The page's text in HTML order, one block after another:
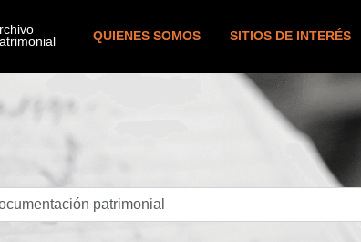
QUIENES SOMOS SITIOS DE INTERÉS